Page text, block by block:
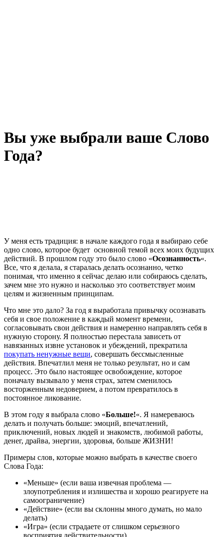
Вы уже выбрали ваше Слово
Года?
У меня есть традиция: в начале каждого года я выбираю себе
одно слово, которое будет основной темой всех моих будущих
действий. В прошлом году это было слово «Осознанность«.
Все, что я делала, я старалась делать осознанно, четко
понимая, что именно я сейчас делаю или собираюсь сделать,
зачем мне это нужно и насколько это соответствует моим
целям и жизненным принципам.
Что мне это дало? За год я выработала привычку осознавать
себя и свое положение в каждый момент времени,
согласовывать свои действия и намеренно направлять себя в
нужную сторону. Я полностью перестала зависеть от
навязанных извне установок и убеждений, прекратила
покупать ненужные вещи, совершать бессмысленные
действия. Впечатлил меня не только результат, но и сам
процесс. Это было настоящее освобождение, которое
поначалу вызывало у меня страх, затем сменилось
восторженным недоверием, а потом превратилось в
постоянное ликование.
В этом году я выбрала слово «Больше!«. Я намереваюсь
делать и получать больше: эмоций, впечатлений,
приключений, новых людей и знакомств, любимой работы,
денег, драйва, энергии, здоровья, больше ЖИЗНИ!
Примеры слов, которые можно выбрать в качестве своего
Слова Года:
«Меньше» (если ваша извечная проблема —
злоупотребления и излишества и хорошо реагируете на
самоограничение)
«Действие» (если вы склонны много думать, но мало
делать)
«Игра» (если страдаете от слишком серьезного
восприятия действительности)